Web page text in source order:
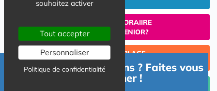
UN SEJOUR TEMPORAIIRE
EN RESIDENCE SENIOR?
TROUVER UNE PLACE
EN RESIDENCE SENIOR
Céder un lot acquis en Résidence Senior (investissement
Besoin d'informations ? Faites vous
accompagner !
souhaitez activer
Tout accepter
Personnaliser
Politique de confidentialité